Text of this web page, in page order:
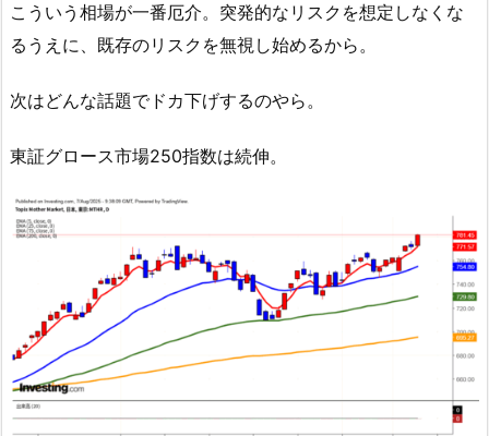
こういう相場が一番厄介。突発的なリスクを想定しなくな
るうえに、既存のリスクを無視し始めるから。
次はどんな話題でドカ下げするのやら。
東証グロース市場250指数は続伸。